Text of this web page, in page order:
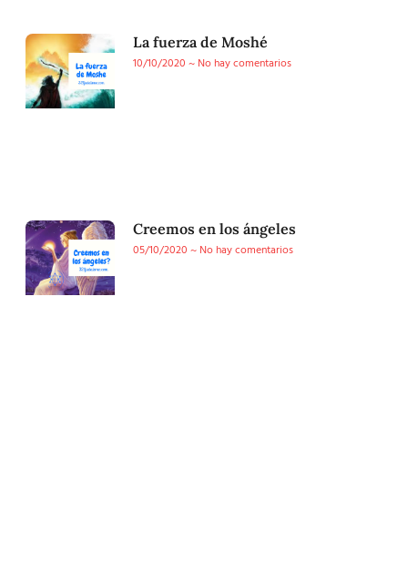
La fuerza de Moshé
10/10/2020
No hay comentarios
Creemos en los ángeles
05/10/2020
No hay comentarios